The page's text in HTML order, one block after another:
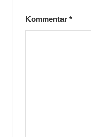
Kommentar *